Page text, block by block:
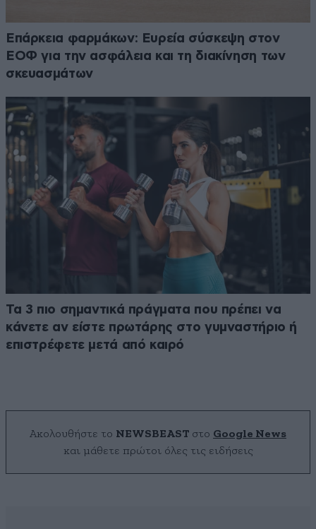
Επάρκεια φαρμάκων: Ευρεία σύσκεψη στον
ΕΟΦ για την ασφάλεια και τη διακίνηση των
σκευασμάτων
Τα 3 πιο σημαντικά πράγματα που πρέπει να
κάνετε αν είστε πρωτάρης στο γυμναστήριο ή
επιστρέφετε μετά από καιρό
Ακολουθήστε το NEWSBEAST στο Google News
και μάθετε πρώτοι όλες τις ειδήσεις